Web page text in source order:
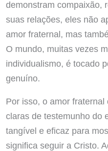
demonstram compaixão,
suas relações, eles não
amor fraternal, mas
O mundo, muitas vezes
individualismo, é tocado
genuíno.
Por isso, o amor
claras de testemunho do
tangível e eficaz para
significa seguir a Cristo.